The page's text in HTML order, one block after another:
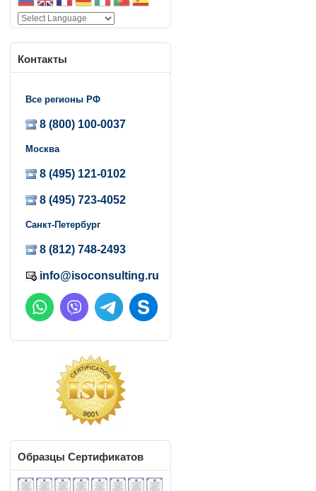
Контакты
Все регионы РФ
8 (800) 100-0037
Москва
8 (495) 121-0102
8 (495) 723-4052
Санкт-Петербург
8 (812) 748-2493
info@isoconsulting.ru
Образцы Сертификатов